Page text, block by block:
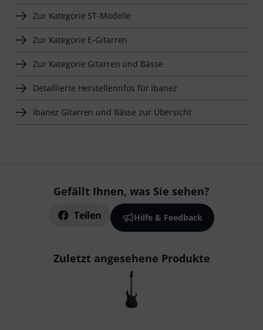
Zur Kategorie ST-Modelle
Zur Kategorie E-Gitarren
Zur Kategorie Gitarren und Bässe
Detaillierte Herstellerinfos für Ibanez
Ibanez Gitarren und Bässe zur Übersicht
Gefällt Ihnen, was Sie sehen?
Teilen Hilfe & Feedback
Zuletzt angesehene Produkte